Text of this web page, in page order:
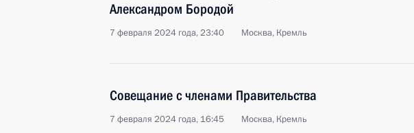
Александром Бородой
7 февраля 2024 года, 23:40 Москва, Кремль
Совещание с членами Правительства
7 февраля 2024 года, 16:45 Москва, Кремль